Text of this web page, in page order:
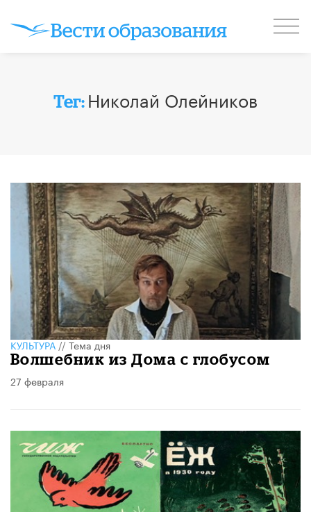
Тег: Николай Олейников
КУЛЬТУРА//Тема дня
Волшебник из Дома с глобусом
27 февраля